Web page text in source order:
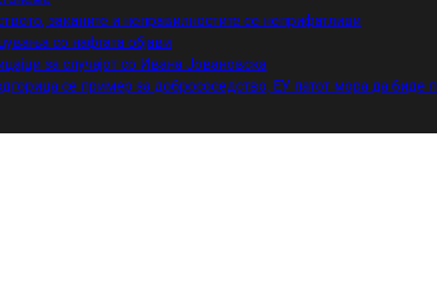
заканите и неправилностите се неприфатливи
со нафтата објави
за случајот со Ивана Јовановска
се пример за добрососедство, ЕУ патот мора да биде